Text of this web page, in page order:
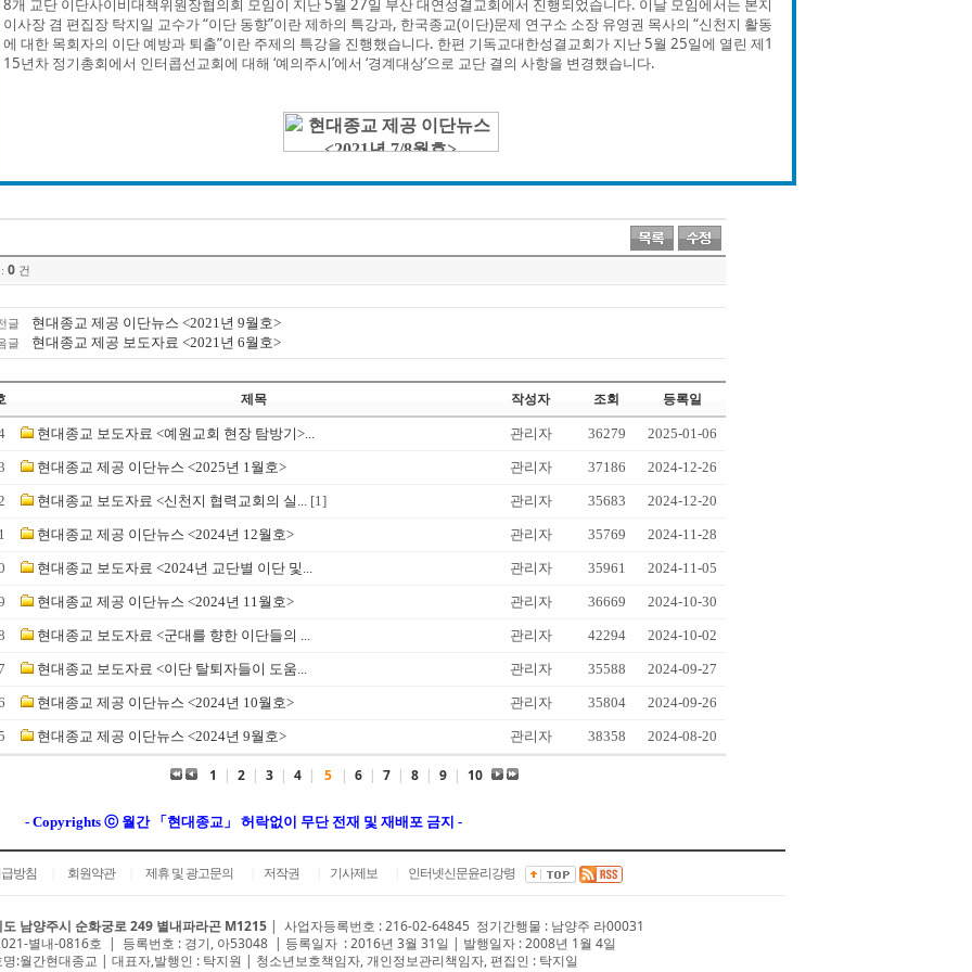
8개 교단 이단사이비대책위원장협의회 모임이 지난 5월 27일 부산 대연성결교회에서 진행되었습니다. 이날 모임에서는 본지
이사장 겸 편집장 탁지일 교수가 “이단 동향”이란 제하의 특강과, 한국종교(이단)문제 연구소 소장 유영권 목사의 “신천지 활동
에 대한 목회자의 이단 예방과 퇴출”이란 주제의 특강을 진행했습니다. 한편 기독교대한성결교회가 지난 5월 25일에 열린 제1
15년차 정기총회에서 인터콥선교회에 대해 ‘예의주시’에서 ‘경계대상’으로 교단 결의 사항을 변경했습니다.
0 건
글 현대종교 제공 이단뉴스 <2021년 9월호>
글 현대종교 제공 보도자료 <2021년 6월호>
제목 작성자 조회 등록일
현대종교 보도자료 <예원교회 현장 탐방기>... 관리자 36279 2025-01-06
현대종교 제공 이단뉴스 <2025년 1월호> 관리자 37186 2024-12-26
현대종교 보도자료 <신천지 협력교회의 실... [1] 관리자 35683 2024-12-20
현대종교 제공 이단뉴스 <2024년 12월호> 관리자 35769 2024-11-28
현대종교 보도자료 <2024년 교단별 이단 및... 관리자 35961 2024-11-05
현대종교 제공 이단뉴스 <2024년 11월호> 관리자 36669 2024-10-30
현대종교 보도자료 <군대를 향한 이단들의 ... 관리자 42294 2024-10-02
현대종교 보도자료 <이단 탈퇴자들이 도움... 관리자 35588 2024-09-27
현대종교 제공 이단뉴스 <2024년 10월호> 관리자 35804 2024-09-26
현대종교 제공 이단뉴스 <2024년 9월호> 관리자 38358 2024-08-20
1 | 2 | 3 | 4 | 5 | 6 | 7 | 8 | 9 | 10
- Copyrights ⓒ 월간 「현대종교」 허락없이 무단 전재 및 재배포 금지 -
방침 회원약관 제휴 및 광고문의 저작권 기사제보 인터넷신문윤리강령
도 남양주시 순화궁로 249 별내파라곤 M1215 | 사업자등록번호 : 216-02-64845 정기간행물 : 남양주 라00031
별내-0816호 | 등록번호 : 경기, 아53048 | 등록일자 : 2016년 3월 31일 | 발행일자 : 2008년 1월 4일
명:월간현대종교 | 대표자,발행인 : 탁지원 | 청소년보호책임자, 개인정보관리책임자, 편집인 : 탁지일